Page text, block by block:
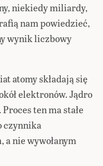
niekiedy miliardy,
nam powiedzieć,
wynik liczbowy
atomy składają się
elektronów. Jądro
ten ma stałe
czynnika
nie wywołanym